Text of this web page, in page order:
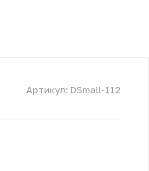
Артикул: DSmall-112